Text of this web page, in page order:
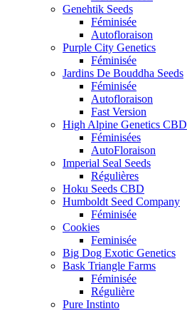
Genehtik Seeds
Féminisée
Autofloraison
Purple City Genetics
Féminisée
Jardins De Bouddha Seeds
Féminisée
Autofloraison
Fast Version
High Alpine Genetics CBD
Féminisées
AutoFloraison
Imperial Seal Seeds
Régulières
Hoku Seeds CBD
Humboldt Seed Company
Féminisée
Cookies
Feminisée
Big Dog Exotic Genetics
Bask Triangle Farms
Féminisée
Régulière
Pure Instinto